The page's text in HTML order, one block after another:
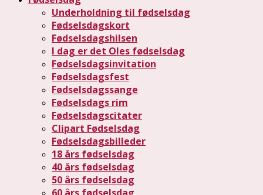
Underholdning til fødselsdag
Fødselsdagskort
Fødselsdagshilsen
I dag er det Oles fødselsdag
Fødselsdagsinvitation
Fødselsdagsfest
Fødselsdagssange
Fødselsdags rim
Fødselsdagscitater
Clipart Fødselsdag
Fødselsdagsbilleder
18 års fødselsdag
40 års fødselsdag
50 års fødselsdag